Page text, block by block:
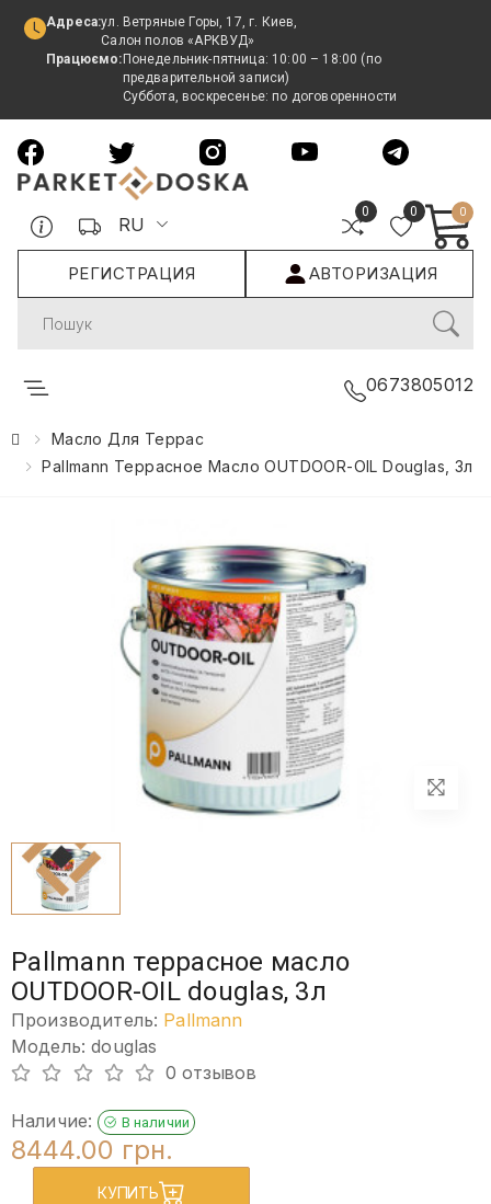
Адреса:ул. Ветряные Горы, 17, г. Киев,
Салон полов «АРКВУД»
Працюємо: Понедельник-пятница: 10:00 – 18:00 (по
предварительной записи)
Суббота, воскресенье: по договоренности
RU
0 0 0
РЕГИСТРАЦИЯ АВТОРИЗАЦИЯ
Search
0673805012
Масло Для Террас
Pallmann Террасное Масло OUTDOOR-OIL Douglas, 3л
Pallmann террасное масло
OUTDOOR-OIL douglas, 3л
Производитель: Pallmann
Модель: douglas
0 отзывов
Наличие: В наличии
8444.00 грн.
КУПИТЬ